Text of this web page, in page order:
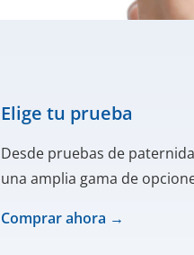
Elige tu prueba
Desde pruebas de
una amplia gama de
Comprar ahora →